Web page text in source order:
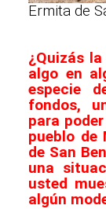
Ermita de
¿Quizás
algo en
especie
fondos,
para
pueblo de
de San
una
usted
algún